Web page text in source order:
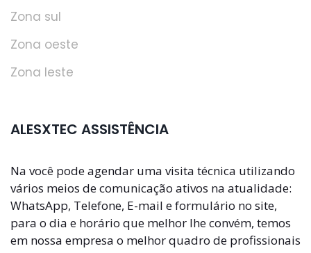
Zona sul
Zona oeste
Zona leste
ALESXTEC ASSISTÊNCIA
Na você pode agendar uma visita técnica utilizando
vários meios de comunicação ativos na atualidade:
WhatsApp, Telefone, E-mail e formulário no site,
para o dia e horário que melhor lhe convém, temos
em nossa empresa o melhor quadro de profissionais